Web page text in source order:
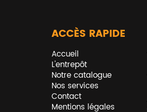
ACCÈS RAPIDE
Accueil
L'entrepôt
Notre catalogue
Nos services
Contact
Mentions légales